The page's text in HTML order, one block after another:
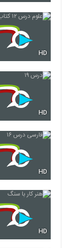
HD
HD
HD
HD